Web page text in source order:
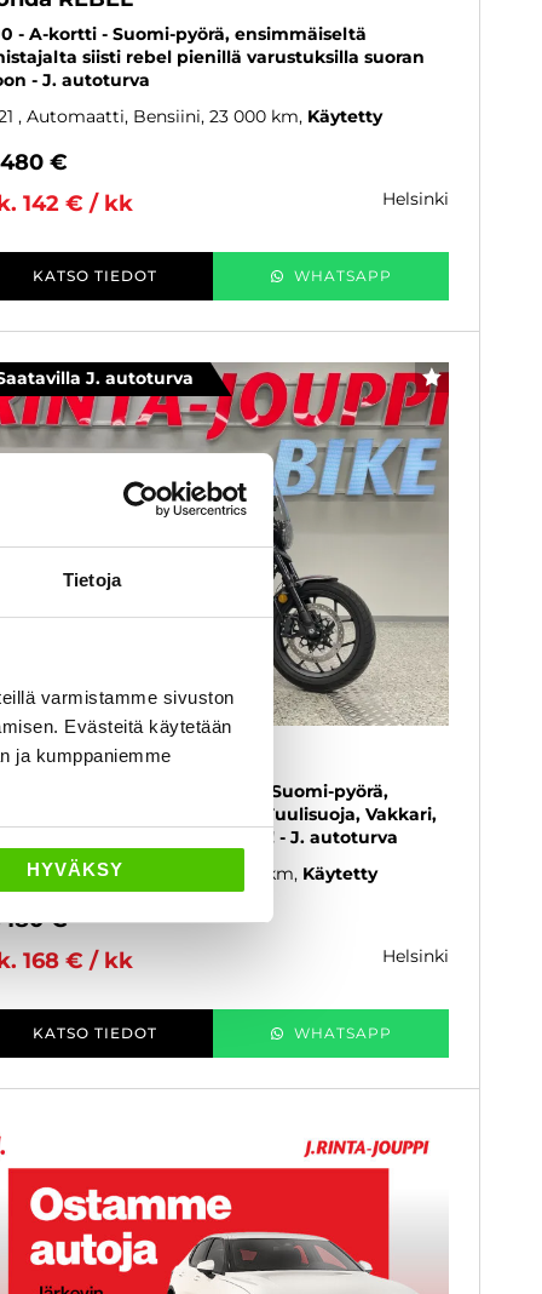
Tietoja
varmistamme sivuston
Evästeitä käytetään
ja kumppaniemme
HYVÄKSY
- A-kortti - Suomi-pyörä, ensimmäiseltä
siisti rebel pienillä varustuksilla suoran
- J. autoturva
, Automaatti, Bensiini, 23 000 km Käytetty
480 €
142 € / kk
helsinki
KATSO TIEDOT WHATSAPP
J. autoturva SUOSIKKI
REBEL
- A-kortti - DCT 1.omisteinen Suomi-pyörä,
ABS, Ajomoodit, Tuulisuoja, Vakkari,
siisti yksilö suoraan ajoon! - J. autoturva
, Automaatti, Bensiini, 6 000 km Käytetty
180 €
168 € / kk
helsinki
KATSO TIEDOT WHATSAPP